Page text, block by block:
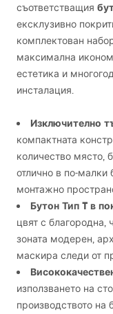
съответстващия
ексклузивно
комплектован
максимална
естетика и
инсталация.
Изключително
компактната
количество място,
отлично в по-малки
монтажно
Бутон Тип T в
цвят с благородна,
зоната модерен,
маскира следи от
използването на
производството на